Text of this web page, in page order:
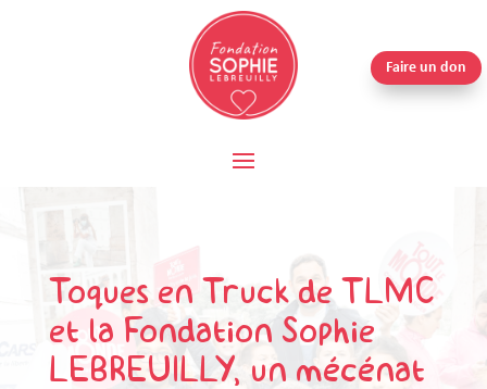
Faire un don
Toques en Truck de TLMC
et la Fondation Sophie
LEBREUILLY, un mécénat